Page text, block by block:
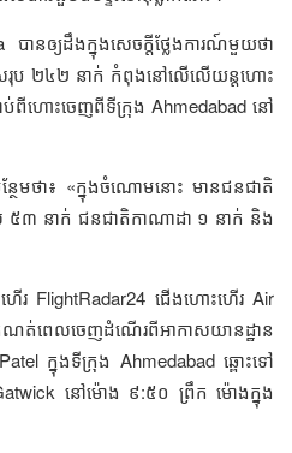
ឲ្យដឹងក្នុងសេចក្តីថ្លែងការណ៍មួយថា
រុប ២៤២ នាក់ កំពុងនៅលើលើយន្តហោះ
ាប់ពីហោះចេញពីទីក្រុង Ahmedabad នៅ
ែមថា៖ «ក្នុងចំណោមនោះ មានជនជាតិ
៥៣ នាក់ ជនជាតិកាណាដា ១ នាក់ និង
ើរ FlightRadar24 ជើងហោះហើរ Air
ពេលចេញដំណើរពីអាកាសយានដ្ឋាន
ក្នុងទីក្រុង Ahmedabad ឆ្ពោះទៅ
នៅម៉ោង ៩:៥០ ព្រឹក ម៉ោងក្នុង